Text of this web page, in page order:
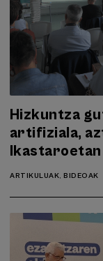
Hizkuntza
artifiziala,
Ikastaroetan
ARTIKULUAK, BIDEOAK